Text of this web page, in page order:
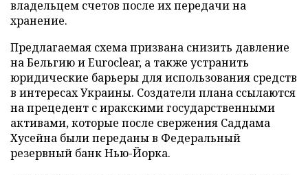
владельцем счетов после их передачи на
хранение.
Предлагаемая схема призвана снизить давление
на Бельгию и Euroclear, а также устранить
юридические барьеры для использования средств
в интересах Украины. Создатели плана ссылаются
на прецедент с иракскими государственными
активами, которые после свержения Саддама
Хусейна были переданы в Федеральный
резервный банк Нью-Йорка.